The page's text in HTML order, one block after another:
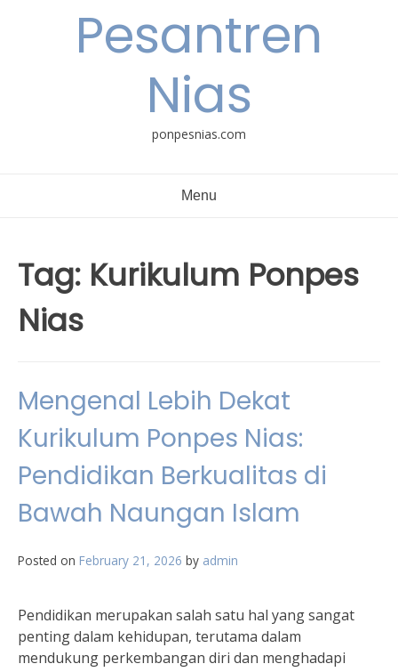
Pesantren
Nias
ponpesnias.com
Menu
Tag: Kurikulum Ponpes
Nias
Mengenal Lebih Dekat
Kurikulum Ponpes Nias:
Pendidikan Berkualitas di
Bawah Naungan Islam
Posted on February 21, 2026 by admin
Pendidikan merupakan salah satu hal yang sangat
penting dalam kehidupan, terutama dalam
mendukung perkembangan diri dan menghadapi